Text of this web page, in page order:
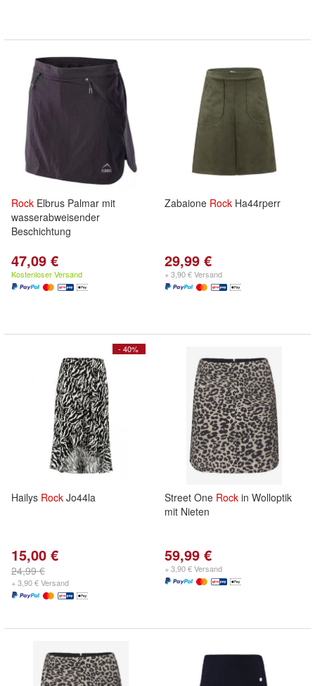
Rock Elbrus Palmar mit
wasserabweisender
Beschichtung
47,09 €
Kostenloser Versand
Zabaione Rock Ha44rperr
29,99 €
+ 3,90 € Versand
- 40%
Hailys Rock Jo44la
15,00 €
24,99 €
+ 3,90 € Versand
Street One Rock in Wolloptik
mit Nieten
59,99 €
+ 3,90 € Versand